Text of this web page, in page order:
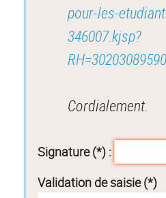
pour-les-
346007.kjsp?
Cordialement.
Signature (*) :
Validation de saisie (*)